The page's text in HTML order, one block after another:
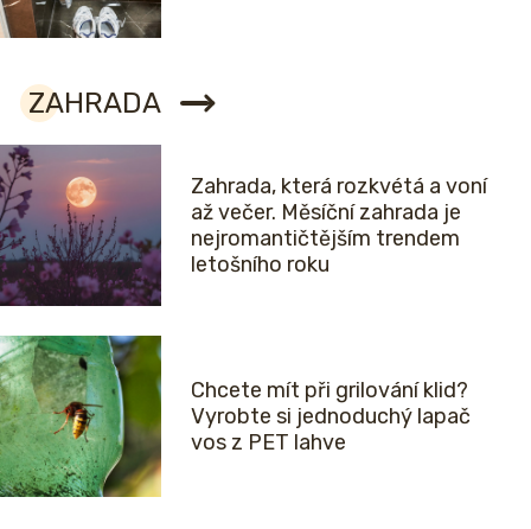
ZAHRADA
Zahrada, která rozkvétá a voní
až večer. Měsíční zahrada je
nejromantičtějším trendem
letošního roku
Chcete mít při grilování klid?
Vyrobte si jednoduchý lapač
vos z PET lahve